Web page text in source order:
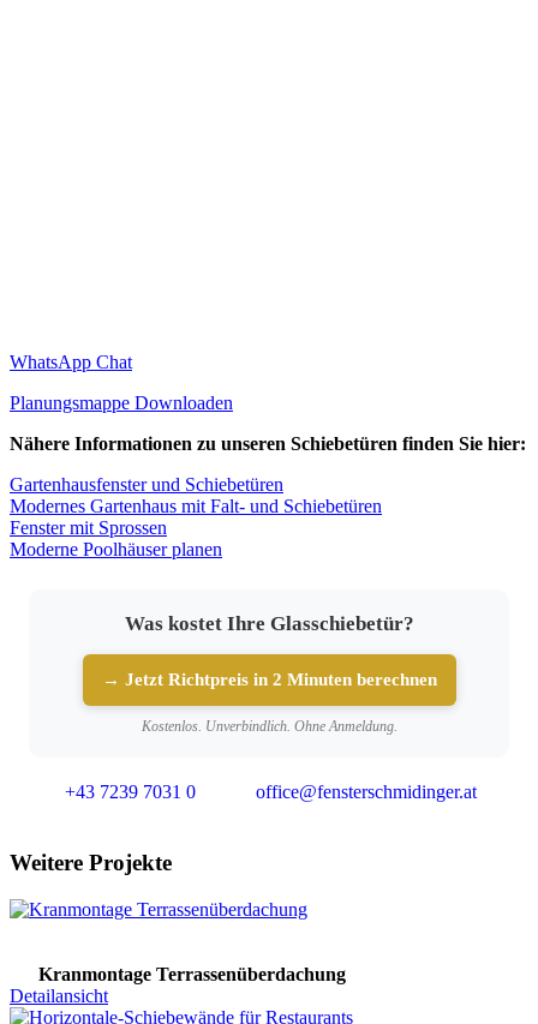
WhatsApp Chat
Planungsmappe Downloaden
Nähere Informationen zu unseren Schiebetüren finden Sie hier:
Gartenhausfenster und Schiebetüren
Modernes Gartenhaus mit Falt- und Schiebetüren
Fenster mit Sprossen
Moderne Poolhäuser planen
Was kostet Ihre Glasschiebetür?
→ Jetzt Richtpreis in 2 Minuten berechnen
Kostenlos. Unverbindlich. Ohne Anmeldung.
+43 7239 7031 0 office@fensterschmidinger.at
Weitere Projekte
Kranmontage Terrassenüberdachung
Detailansicht